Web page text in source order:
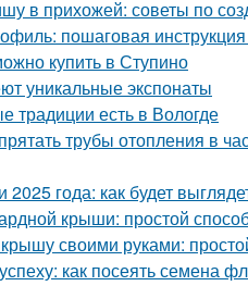
в прихожей: советы по
пошаговая
купить в Ступино
уникальные экспонаты
традиции есть в Вологде
трубы отопления в
года: как будет
крыши: простой
своими руками:
как посеять семена